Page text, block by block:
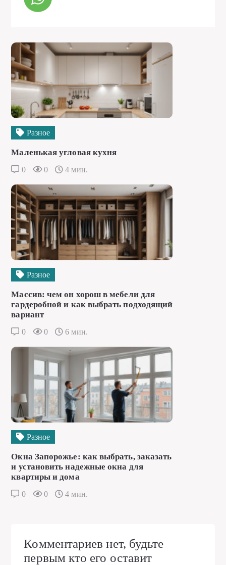
Разное
Маленькая угловая кухня
0 0 4 мин.
Разное
Массив: чем он хорош в мебели для
гардеробной и как выбрать подходящий
вариант
0 0 6 мин.
Разное
Окна Запорожье: как выбрать, заказать
и установить надежные окна для
квартиры и дома
0 0 4 мин.
Комментариев нет, будьте
первым кто его оставит